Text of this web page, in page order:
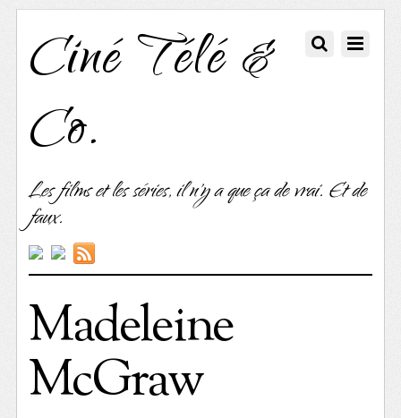
Ciné Télé &
Co.
Les films et les séries, il n'y a que ça de vrai. Et de
faux.
Madeleine
McGraw